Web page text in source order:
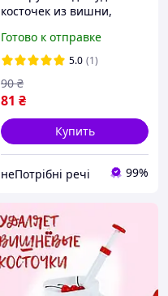
косточек из вишни,
семян, инструмент для
удаления косточек из
вишни и овощей
Готово к отправке
5.0 (1)
81 ₴
90 ₴
Купить
неПотрібні речі 99%